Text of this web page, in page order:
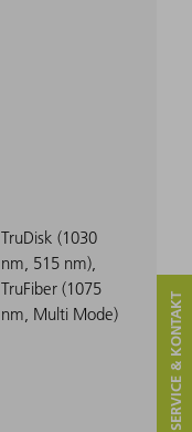
TruDisk (1030
nm, 515 nm),
TruFiber (1075
nm, Multi Mode)
SERVICE & KONTAKT